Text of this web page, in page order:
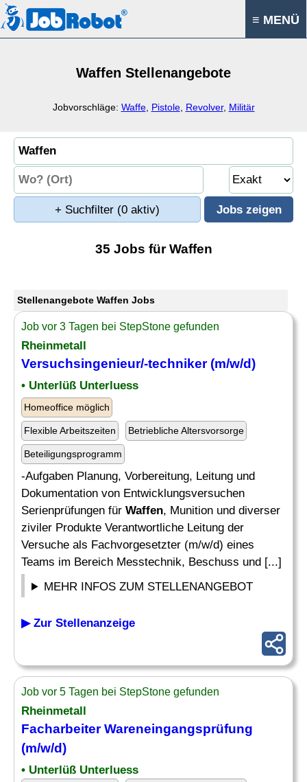
≡ MENÜ
Waffen Stellenangebote
Jobvorschläge: Waffe, Pistole, Revolver, Militär
+ Suchfilter (0 aktiv)
35 Jobs für Waffen
Stellenangebote Waffen Jobs
Job vor 3 Tagen bei StepStone gefunden
Rheinmetall
Versuchsingenieur/-techniker (m/w/d)
• Unterlüß Unterluess
Homeoffice möglich
Flexible Arbeitszeiten Betriebliche Altersvorsorge
Beteiligungsprogramm
-Aufgaben Planung, Vorbereitung, Leitung und
Dokumentation von Entwicklungsversuchen
Serienprüfungen für Waffen, Munition und diverser
ziviler Produkte Verantwortliche Leitung der
Versuche als Fachvorgesetzter (m/w/d) eines
Teams im Bereich Messtechnik, Beschuss und [...]
MEHR INFOS ZUM STELLENANGEBOT
▶ Zur Stellenanzeige
Job vor 5 Tagen bei StepStone gefunden
Rheinmetall
Facharbeiter Wareneingangsprüfung
(m/w/d)
• Unterlüß Unterluess